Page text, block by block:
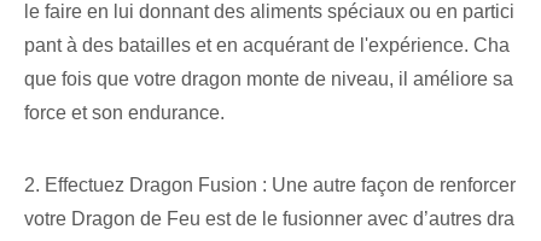
le faire en lui donnant des aliments spéciaux ou en partici
pant à des batailles et en acquérant de l'expérience. Cha
que fois que votre dragon monte de niveau, il améliore sa
force et son endurance.
2. Effectuez Dragon Fusion : Une autre façon de renforcer
votre Dragon de Feu est de le fusionner avec d’autres dra